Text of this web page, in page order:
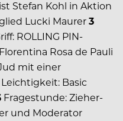
Stefan Kohl in Aktion
Lucki Maurer3
ROLLING PIN-
Rosa de Pauli
mit einer
Basic
Fragestunde: Zieher-
und Moderator